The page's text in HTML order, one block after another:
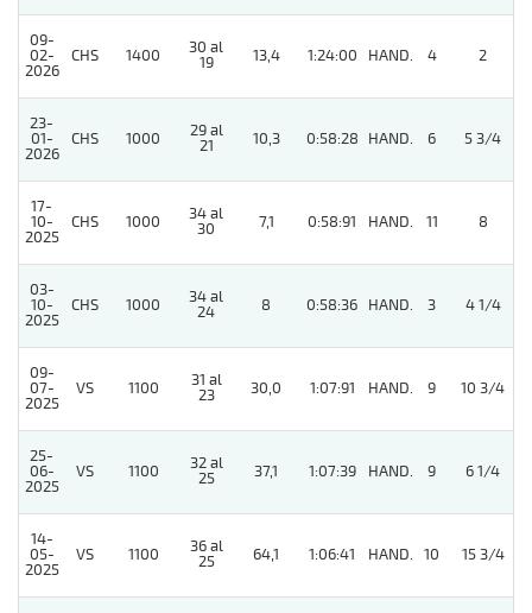
09-
02-
2026
CHS 1400
30 al
19
13,4 1:24:00 HAND. 4 2
23-
01-
2026
CHS 1000
29 al
21
10,3 0:58:28 HAND. 6 5 3/4
17-
10-
2025
CHS 1000
34 al
30
7,1 0:58:91 HAND. 11 8
03-
10-
2025
CHS 1000
34 al
24
8 0:58:36 HAND. 3 4 1/4
09-
07-
2025
VS 1100
31 al
23
30,0 1:07:91 HAND. 9 10 3/4
25-
06-
2025
VS 1100
32 al
25
37,1 1:07:39 HAND. 9 6 1/4
14-
05-
2025
VS 1100
36 al
25
64,1 1:06:41 HAND. 10 15 3/4